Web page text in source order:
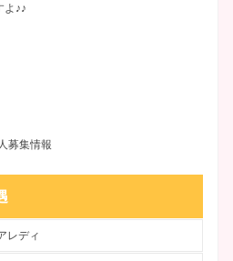
よ♪♪
募集情報
レディ